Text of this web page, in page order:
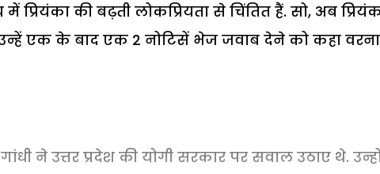
प्रियंका की बढ़ती लोकप्रियता से चिंतित हैं. सो, अब
उन्हें एक के बाद एक 2 नोटिसें भेज जवाब देने को कहा वरना
ने उत्तर प्रदेश की योगी सरकार पर सवाल उठाए थे.